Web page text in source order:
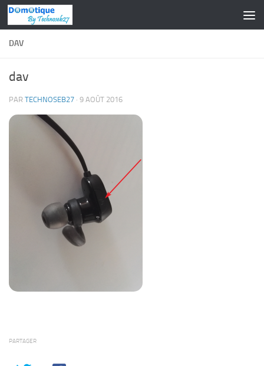
Skip to content
DAV
dav
PAR TECHNOSEB27 · 9 AOÛT 2016
PARTAGER